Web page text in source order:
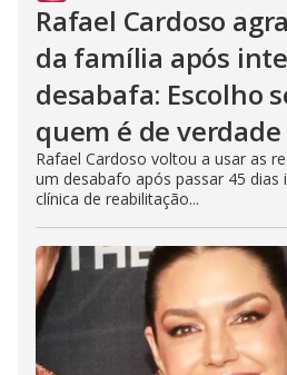
Rafael Cardoso
da família após
desabafa: Escolho
quem é de verdade
Rafael Cardoso voltou a usar as
um desabafo após passar 45 dias
clínica de reabilitação...